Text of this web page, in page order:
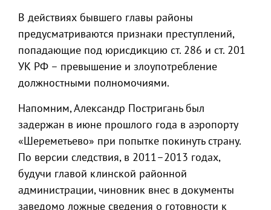
В действиях бывшего главы районы
предусматриваются признаки преступлений,
попадающие под юрисдикцию ст. 286 и ст. 201
УК РФ – превышение и злоупотребление
должностными полномочиями.
Напомним, Александр Постригань был
задержан в июне прошлого года в аэропорту
«Шереметьево» при попытке покинуть страну.
По версии следствия, в 2011–2013 годах,
будучи главой клинской районной
администрации, чиновник внес в документы
заведомо ложные сведения о готовности к